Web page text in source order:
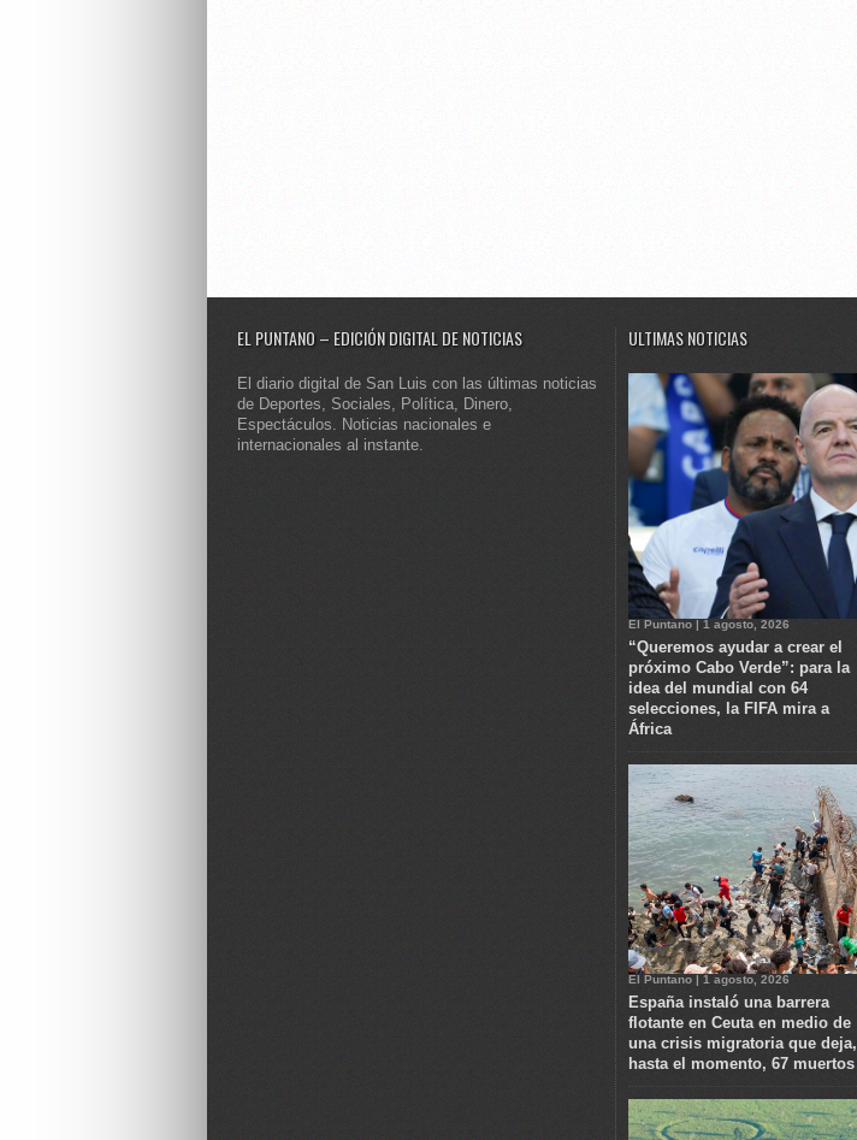
EL PUNTANO – EDICIÓN DIGITAL DE NOTICIAS
El diario digital de San Luis con las últimas noticias
de Deportes, Sociales, Política, Dinero,
Espectáculos. Noticias nacionales e
internacionales al instante.
ULTIMAS NOTICIAS
El Puntano | 1 agosto, 2026
“Queremos ayudar a crear el
próximo Cabo Verde”: para la
idea del mundial con 64
selecciones, la FIFA mira a
África
El Puntano | 1 agosto, 2026
España instaló una barrera
flotante en Ceuta en medio de
una crisis migratoria que deja,
hasta el momento, 67 muertos